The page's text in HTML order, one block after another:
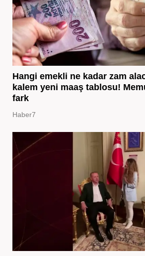
Hangi emekli ne kadar zam
kalem yeni maaş tablosu!
fark
Haber7